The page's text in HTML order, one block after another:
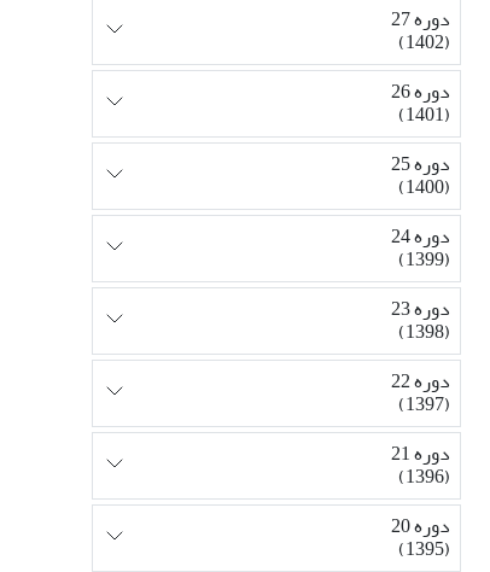
دوره 27
(1402)
دوره 26
(1401)
دوره 25
(1400)
دوره 24
(1399)
دوره 23
(1398)
دوره 22
(1397)
دوره 21
(1396)
دوره 20
(1395)